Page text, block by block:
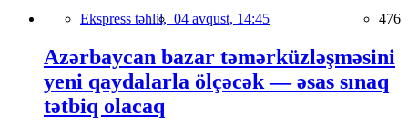
Ekspress təhlil, 04 avqust, 14:45 476
Azərbaycan bazar təmərküzləşməsini
yeni qaydalarla ölçəcək — əsas sınaq
tətbiq olacaq